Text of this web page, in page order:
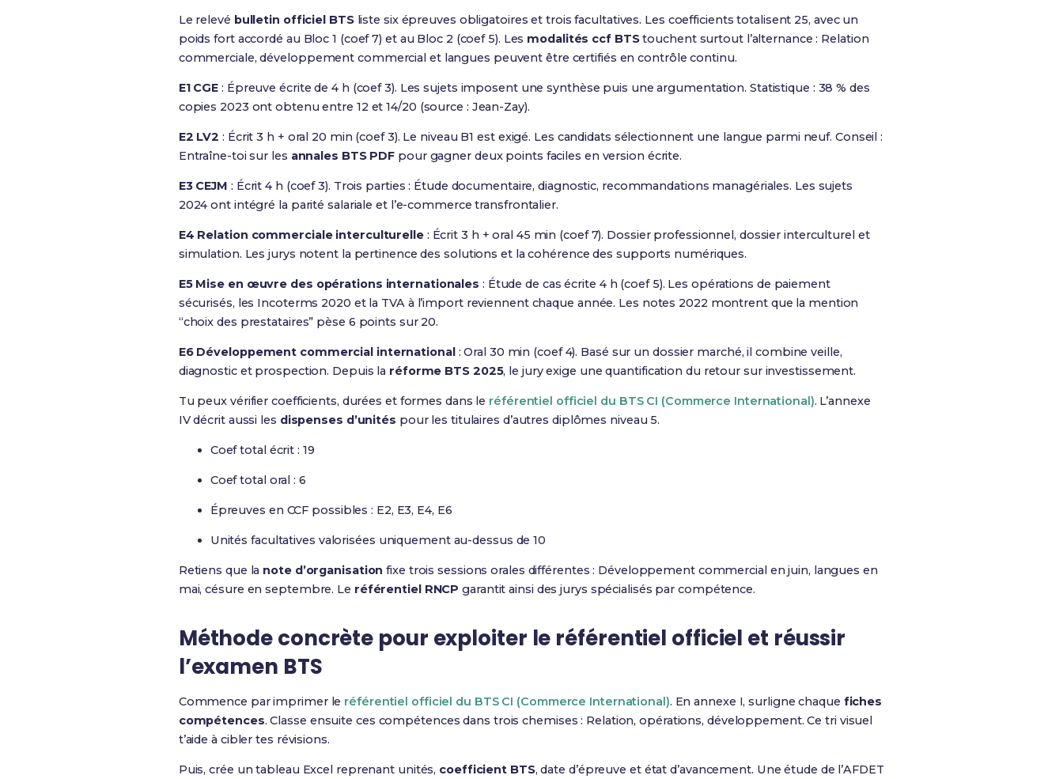
Le relevé bulletin officiel BTSliste six épreuves obligatoires et trois facultatives. Les coefficients totalisent 25, avec un
poids fort accordé au Bloc 1 (coef 7) et au Bloc 2 (coef 5). Les modalités ccf BTStouchent surtout l’alternance : Relation
commerciale, développement commercial et langues peuvent être certifiés en contrôle continu.
E1 CGE : Épreuve écrite de 4 h (coef 3). Les sujets imposent une synthèse puis une argumentation. Statistique : 38 % des
copies 2023 ont obtenu entre 12 et 14/20 (source : Jean-Zay).
E2 LV2 : Écrit 3 h + oral 20 min (coef 3). Le niveau B1 est exigé. Les candidats sélectionnent une langue parmi neuf. Conseil :
Entraîne-toi sur les annales BTS PDF pour gagner deux points faciles en version écrite.
E3 CEJM : Écrit 4 h (coef 3). Trois parties : Étude documentaire, diagnostic, recommandations managériales. Les sujets
2024 ont intégré la parité salariale et l’e-commerce transfrontalier.
E4 Relation commerciale interculturelle: Écrit 3 h + oral 45 min (coef 7). Dossier professionnel, dossier interculturel et
simulation. Les jurys notent la pertinence des solutions et la cohérence des supports numériques.
E5 Mise en œuvre des opérations internationales : Étude de cas écrite 4 h (coef 5). Les opérations de paiement
sécurisés, les Incoterms 2020 et la TVA à l’import reviennent chaque année. Les notes 2022 montrent que la mention
“choix des prestataires” pèse 6 points sur 20.
E6 Développement commercial international: Oral 30 min (coef 4). Basé sur un dossier marché, il combine veille,
diagnostic et prospection. Depuis la réforme BTS 2025, le jury exige une quantification du retour sur investissement.
Tu peux vérifier coefficients, durées et formes dans le référentiel officiel du BTS CI (Commerce International). L’annexe
IV décrit aussi les dispenses d’unités pour les titulaires d’autres diplômes niveau 5.
Coef total écrit : 19
Coef total oral : 6
Épreuves en CCF possibles : E2, E3, E4, E6
Unités facultatives valorisées uniquement au-dessus de 10
Retiens que la note d’organisation fixe trois sessions orales différentes : Développement commercial en juin, langues en
mai, césure en septembre. Le référentiel RNCP garantit ainsi des jurys spécialisés par compétence.
Méthode concrète pour exploiter le référentiel officiel et réussir
l’examen BTS
Commence par imprimer le référentiel officiel du BTS CI (Commerce International). En annexe I, surligne chaque fiches
compétences. Classe ensuite ces compétences dans trois chemises : Relation, opérations, développement. Ce tri visuel
t’aide à cibler tes révisions.
Puis, crée un tableau Excel reprenant unités, coefficient BTS, date d’épreuve et état d’avancement. Une étude de l’AFDET